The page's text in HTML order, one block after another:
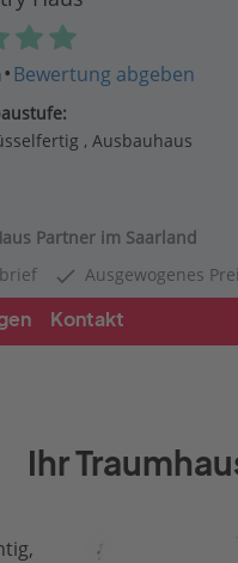
·Bewertung abgeben
Ausbauhaus
Partner im Saarland
Ausgewogenes
Kontakt
Ihr